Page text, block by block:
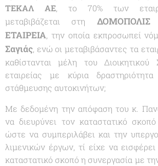
ΤΕΚΑΛ ΑΕ, το 70% των
μεταβιβάζεται στη
ΕΤΑΙΡΕΙΑ, την οποία εκπροσωπεί
Σαγιάς, ενώ οι μεταβιβάσαντες τα
καθίστανται μέλη του Διοικητικού
εταιρείας με κύρια
στάθμευσης αυτοκινήτων;
Με δεδομένη την απόφαση του κ.
να διευρύνει τον καταστατικό
ώστε να συμπεριλάβει και την
λιμενικών έργων, τί είχε να
καταστατικό σκοπό η συνεργασία με